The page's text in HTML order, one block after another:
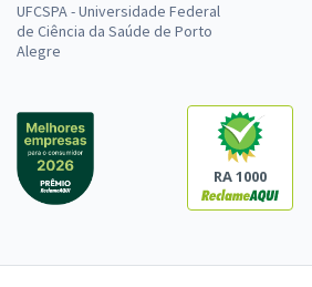
UFCSPA - Universidade Federal
de Ciência da Saúde de Porto
Alegre
RA 1000